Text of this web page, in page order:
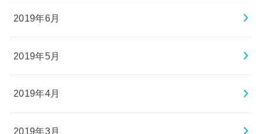
2019年6月
2019年5月
2019年4月
2019年3月